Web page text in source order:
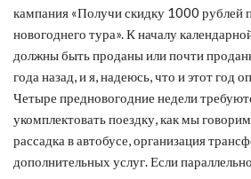
кампания «Получи скидку 1000 рублей
новогоднего тура». К началу
должны быть проданы или почти
года назад, и я, надеюсь, что и этот год
Четыре предновогодние недели
укомплектовать поездку, как мы
рассадка в автобусе, организация
дополнительных услуг. Если